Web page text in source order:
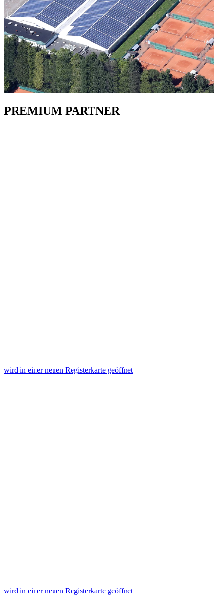
PREMIUM PARTNER
wird in einer neuen Registerkarte geöffnet
wird in einer neuen Registerkarte geöffnet